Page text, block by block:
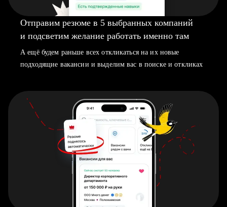
Отправим резюме в 5 выбранных компаний
и подсветим желание работать именно там
А ещё будем раньше всех откликаться на их новые
подходящие вакансии и выделим вас в поиске и откликах